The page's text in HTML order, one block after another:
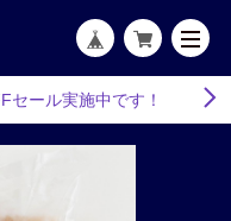
セール実施中です！